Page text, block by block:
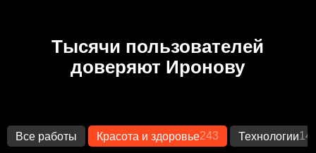
Тысячи пользователей
доверяют Иронову
Все работы Красота и здоровье243 Технологии